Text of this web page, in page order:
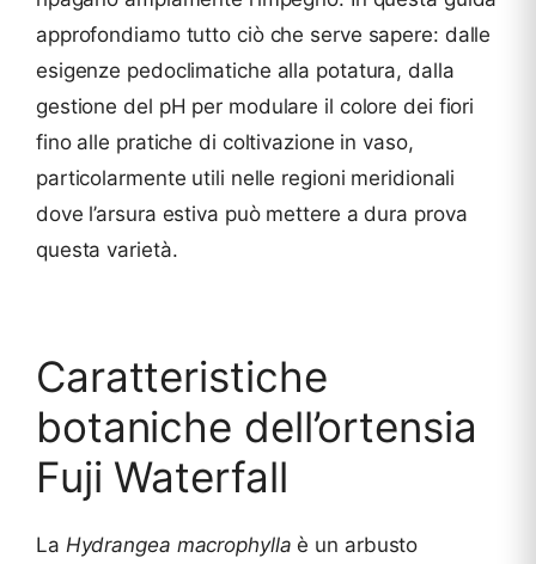
approfondiamo tutto ciò che serve sapere: dalle
esigenze pedoclimatiche alla potatura, dalla
gestione del pH per modulare il colore dei fiori
fino alle pratiche di coltivazione in vaso,
particolarmente utili nelle regioni meridionali
dove l’arsura estiva può mettere a dura prova
questa varietà.
Caratteristiche
botaniche dell’ortensia
Fuji Waterfall
La Hydrangea macrophylla è un arbusto